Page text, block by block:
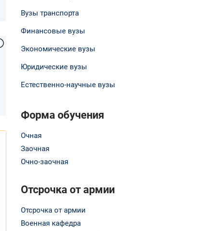
Вузы транспорта
Финансовые вузы
Экономические вузы
Юридические вузы
Естественно-научные вузы
Форма обучения
Очная
Заочная
Очно-заочная
Отсрочка от армии
Отсрочка от армии
Военная кафедра